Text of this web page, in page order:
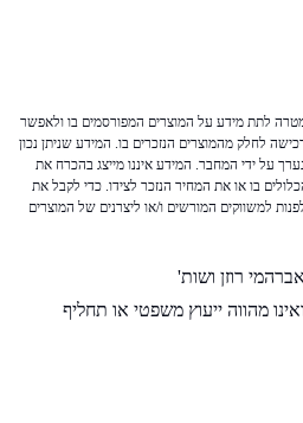
לתת מידע על המוצרים המפורסמים בו ולאפשר
לחלק מהמוצרים הנזכרים בו. המידע שניתן נכון
על ידי המחבר. המידע איננו מייצג בהכרח את
בו או את המחיר הנזכר לצידו. כדי לקבל את
למשווקים המורשים ו/או ליצרנים של המוצרים
מהווה ייעוץ משפטי או תחליף